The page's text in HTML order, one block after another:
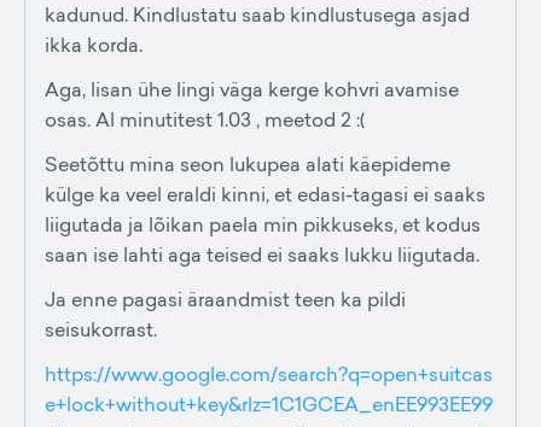
kadunud. Kindlustatu saab kindlustusega asjad
ikka korda.
Aga, lisan ühe lingi väga kerge kohvri avamise
osas. Al minutitest 1.03 , meetod 2 :(
Seetõttu mina seon lukupea alati käepideme
külge ka veel eraldi kinni, et edasi-tagasi ei saaks
liigutada ja lõikan paela min pikkuseks, et kodus
saan ise lahti aga teised ei saaks lukku liigutada.
Ja enne pagasi äraandmist teen ka pildi
seisukorrast.
https://www.google.com/search?q=open+suitcas
e+lock+without+key&rlz=1C1GCEA_enEE993EE99